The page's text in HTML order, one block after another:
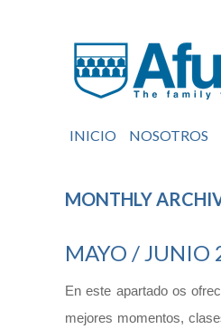
INICIO NOSOTROS
MONTHLY
MAYO / JUNIO
En este apartado os
mejores momentos,